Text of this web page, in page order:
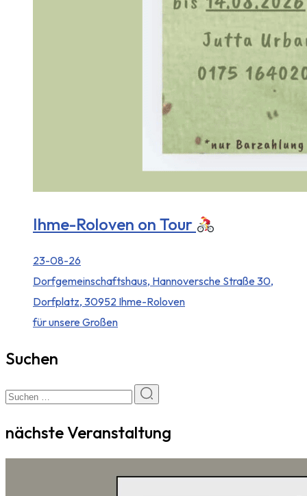
Ihme-Roloven on Tour
23-08-26
Dorfgemeinschaftshaus, Hannoversche Straße 30,
Dorfplatz, 30952 Ihme-Roloven
für unsere Großen
Suchen
nächste Veranstaltung